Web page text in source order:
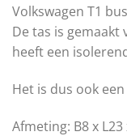
Volkswagen T1
De tas is
heeft een
Het is dus ook
Afmeting: B8 x L23